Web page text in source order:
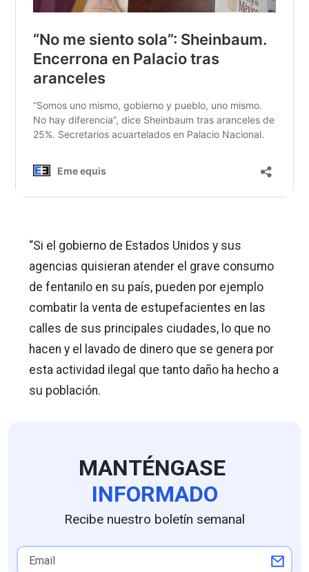
“Si el gobierno de Estados Unidos y sus
agencias quisieran atender el grave consumo
de fentanilo en su país, pueden por ejemplo
combatir la venta de estupefacientes en las
calles de sus principales ciudades, lo que no
hacen y el lavado de dinero que se genera por
esta actividad ilegal que tanto daño ha hecho a
su población.
MANTÉNGASE
INFORMADO
Recibe nuestro boletín semanal